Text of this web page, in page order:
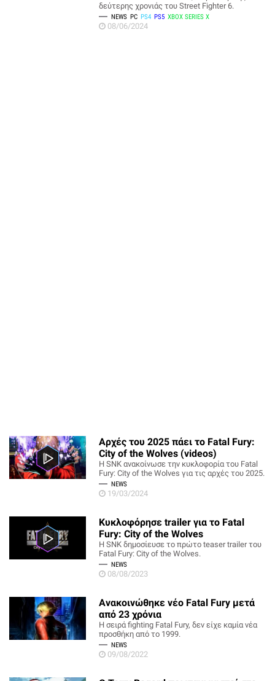
δεύτερης χρονιάς του Street Fighter 6.
NEWS PC PS4 PS5 XBOX SERIES X
08/06/2024
Αρχές του 2025 πάει το Fatal Fury:
City of the Wolves (videos)
Η SNK ανακοίνωσε την κυκλοφορία του Fatal
Fury: City of the Wolves για τις αρχές του 2025.
NEWS
19/03/2024
Κυκλοφόρησε trailer για το Fatal
Fury: City of the Wolves
H SNK δημοσίευσε το πρώτο teaser trailer του
Fatal Fury: City of the Wolves.
NEWS
08/08/2023
Ανακοινώθηκε νέο Fatal Fury μετά
από 23 χρόνια
Η σειρά fighting Fatal Fury, δεν είχε καμία νέα
προσθήκη από το 1999.
NEWS
09/08/2022